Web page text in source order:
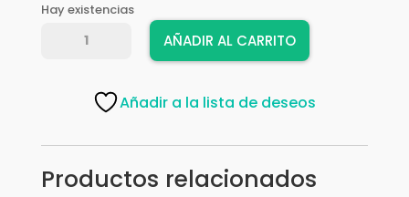
Hay existencias
BISAGRA
REFOR/REM
AÑADIR AL CARRITO
Añadir a la lista de deseos
Productos relacionados